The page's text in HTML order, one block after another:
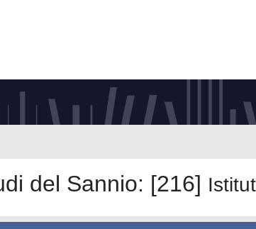
del Sannio: [216]